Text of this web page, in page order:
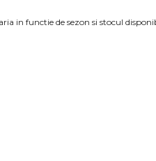
in functie de sezon si stocul